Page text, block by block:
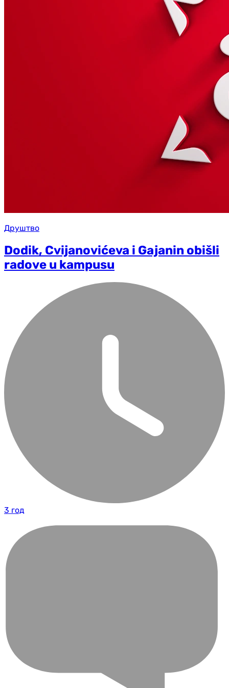
Друштво
Dodik, Cvijanovićeva i Gajanin obišli
radove u kampusu
3 год